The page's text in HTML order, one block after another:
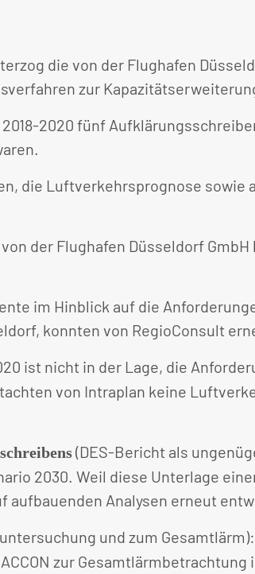
die von der Flughafen
zur
2020 fünf
die Luftverkehrsprognose
der Flughafen Düsseldorf
im Hinblick auf die
konnten von RegioConsult
ist nicht in der Lage, die
von Intraplan keine
(DES-Bericht als
2030. Weil diese Unterlage
aufbauenden Analysen erneut
und zum Gesamtlärm):
zur